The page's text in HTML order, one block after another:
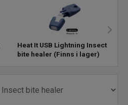
Heat It USB Lightning Insect
bite healer (Finns i lager)